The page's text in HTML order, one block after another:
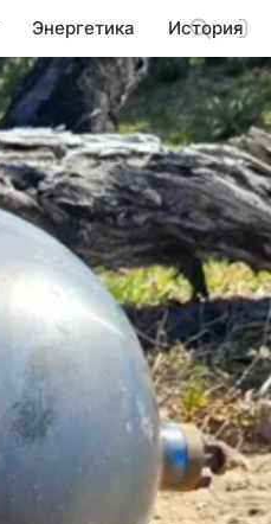
Энергетика История